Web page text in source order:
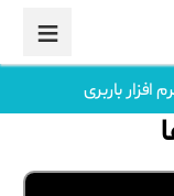
افزار باربری